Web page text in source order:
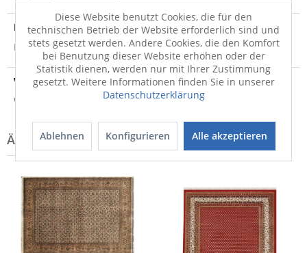
Produktsicherheit
Produktsicherheit
Versandinfo
Weitere Informationen zum Versand...
Diese Website benutzt Cookies, die für den
technischen Betrieb der Website erforderlich sind und
stets gesetzt werden. Andere Cookies, die den Komfort
bei Benutzung dieser Website erhöhen oder der
Statistik dienen, werden nur mit Ihrer Zustimmung
gesetzt. Weitere Informationen finden Sie in unserer
Datenschutzerklärung
Ablehnen Konfigurieren Alle akzeptieren